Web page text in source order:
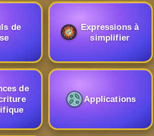
de
Expressions à
simplifier
de
Applications